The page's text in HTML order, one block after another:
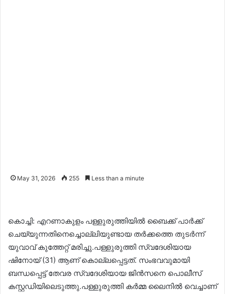
May 31, 2026 255 Less than a minute
കൊച്ചി: എറണാകുളം പള്ളുരുത്തിയിൽ ബൈക്ക് പാർക്ക്
ചെയ്യുന്നതിനെച്ചൊല്ലിയുണ്ടായ തർക്കത്തെ തുടർന്ന്
യുവാവ് കുത്തേറ്റ് മരിച്ചു.പള്ളുരുത്തി സ്വദേശിയായ
ഷിനോയ് (31) ആണ് കൊല്ലപ്പെട്ടത്. സംഭവവുമായി
ബന്ധപ്പെട്ട് തേവര സ്വദേശിയായ ജിൻസനെ പൊലീസ്
കസ്റ്റഡിയിലെടുത്തു.പള്ളുരുത്തി കർമ്മ ലൈനിൽ വെച്ചാണ്